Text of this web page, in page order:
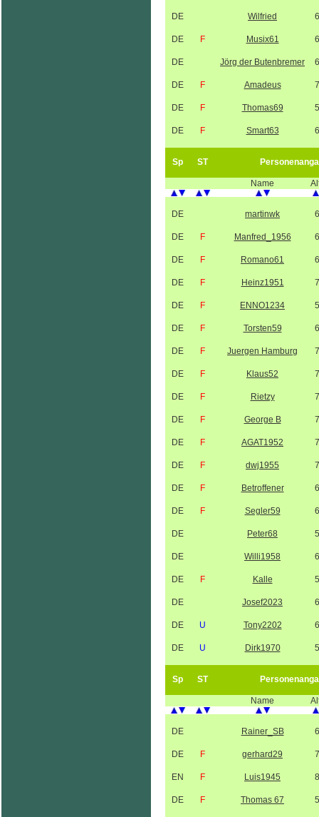
DE Wilfried
DE F Musix61
DE Jörg der Butenbremer
DE F Amadeus
DE F Thomas69
DE F Smart63
Sp ST
Name
DE martinwk
DE F Manfred_1956
DE F Romano61
DE F Heinz1951
DE F ENNO1234
DE F Torsten59
DE F Juergen Hamburg
DE F Klaus52
DE F Rietzy
DE F George B
DE F AGAT1952
DE F dwj1955
DE F Betroffener
DE F Segler59
DE Peter68
DE Willi1958
DE F Kalle
DE Josef2023
DE U Tony2202
DE U Dirk1970
Sp ST
Name
DE Rainer_SB
DE F gerhard29
EN F Luis1945
DE F Thomas 67